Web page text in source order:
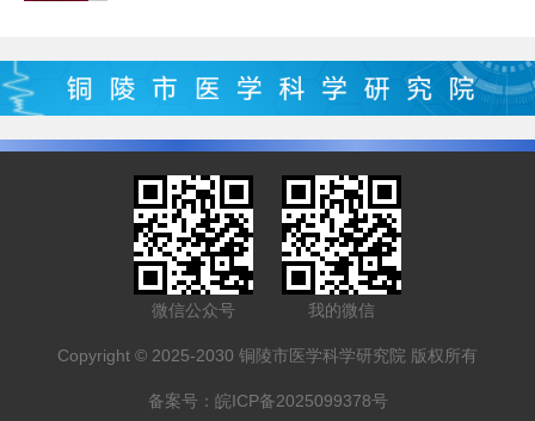
微信公众号 我的微信
Copyright © 2025-2030 铜陵市医学科学研究院 版权所有
备案号： 皖ICP备2025099378号